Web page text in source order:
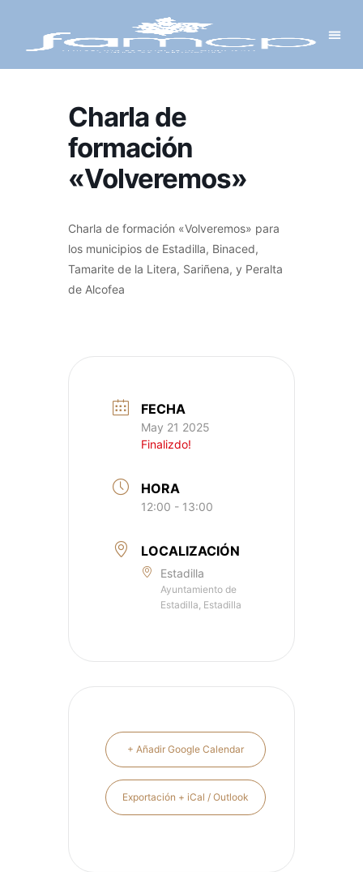
Charla de
formación
«Volveremos»
Charla de formación «Volveremos» para
los municipios de Estadilla, Binaced,
Tamarite de la Litera, Sariñena, y Peralta
de Alcofea
FECHA
May 21 2025
Finalizdo!
HORA
12:00 - 13:00
LOCALIZACIÓN
Estadilla
Ayuntamiento de
Estadilla, Estadilla
+ Añadir Google Calendar
Exportación + iCal / Outlook